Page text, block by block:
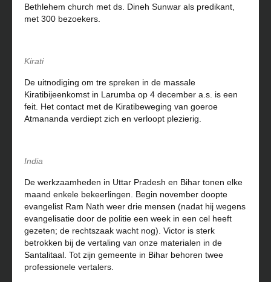
Bethlehem church met ds. Dineh Sunwar als predikant,
met 300 bezoekers.
Kirati
De uitnodiging om tre spreken in de massale
Kiratibijeenkomst in Larumba op 4 december a.s. is een
feit. Het contact met de Kiratibeweging van goeroe
Atmananda verdiept zich en verloopt plezierig.
India
De werkzaamheden in Uttar Pradesh en Bihar tonen elke
maand enkele bekeerlingen. Begin november doopte
evangelist Ram Nath weer drie mensen (nadat hij wegens
evangelisatie door de politie een week in een cel heeft
gezeten; de rechtszaak wacht nog). Victor is sterk
betrokken bij de vertaling van onze materialen in de
Santalitaal. Tot zijn gemeente in Bihar behoren twee
professionele vertalers.